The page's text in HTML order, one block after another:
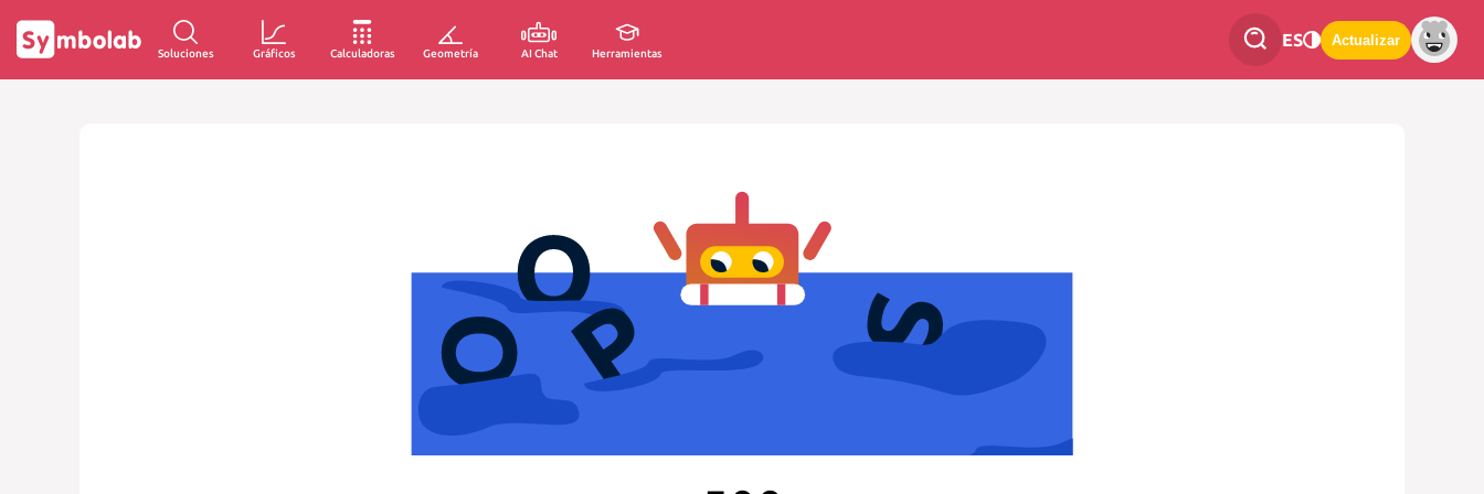
Soluciones Gráficos Calculadoras Geometría AI Chat Herramientas
ES Actualizar